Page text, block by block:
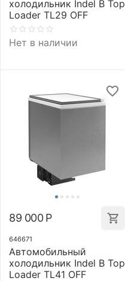
холодильник Indel B Top
Loader TL29 OFF
Нет в наличии
89 000 Р
646671
Автомобильный
холодильник Indel B Top
Loader TL41 OFF